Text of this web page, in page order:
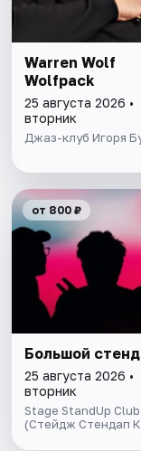
Warren Wolf
Wolfpack
25 августа 2026 •
вторник
Джаз-клуб Игоря
от 800 ₽
Большой
25 августа 2026 •
вторник
Stage StandUp Club
(Стейдж Стендап